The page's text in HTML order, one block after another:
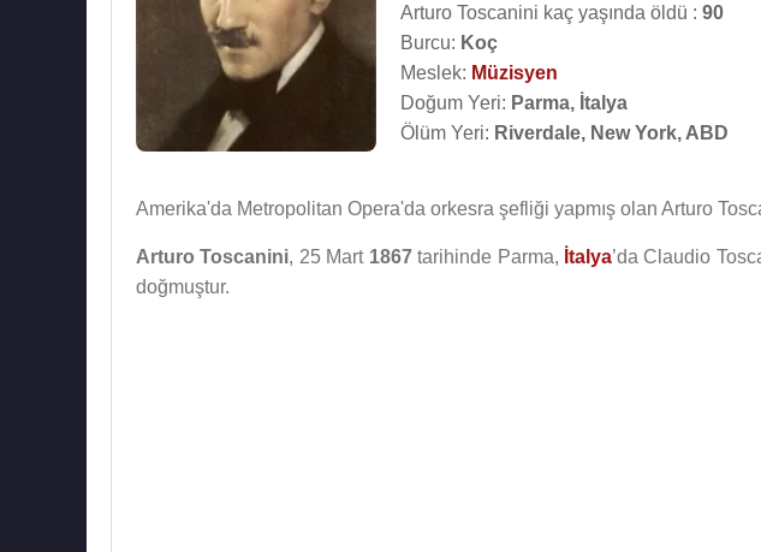
Arturo Toscanini kaç yaşında öldü : 90
Burcu: Koç
Meslek: Müzisyen
Doğum Yeri: Parma, İtalya
Ölüm Yeri: Riverdale, New York, ABD
Amerika'da Metropolitan Opera'da orkesra şefliği yapmış olan Arturo
Arturo Toscanini, 25 Mart 1867tarihinde Parma, İtalya’da Claudio
doğmuştur.